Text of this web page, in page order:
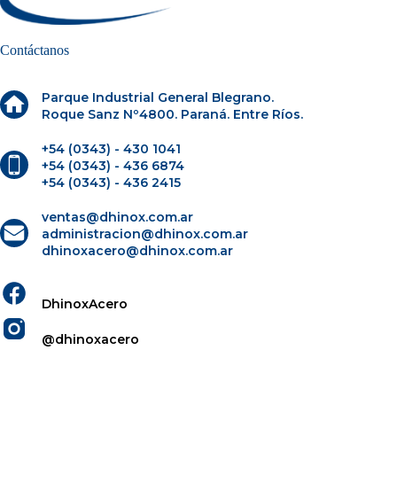
Contáctanos
Parque Industrial General Blegrano.
Roque Sanz Nº4800. Paraná. Entre Ríos.
+54 (0343) - 430 1041
+54 (0343) - 436 6874
+54 (0343) - 436 2415
ventas@dhinox.com.ar
administracion@dhinox.com.ar
dhinoxacero@dhinox.com.ar
DhinoxAcero
@dhinoxacero